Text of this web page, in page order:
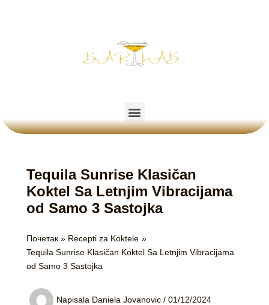
Menu
Tequila Sunrise Klasičan
Koktel Sa Letnjim Vibracijama
od Samo 3 Sastojka
Почетак
Recepti za Koktele
Tequila Sunrise Klasičan Koktel Sa Letnjim Vibracijama
od Samo 3 Sastojka
Napisala Daniela Jovanovic / 01/12/2024